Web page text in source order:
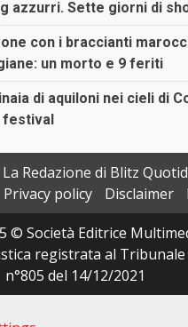
azzurri. Sette giorni di
con i braccianti
un morto e 9 feriti
di aquiloni nei cieli di
festival
La Redazione di Blitz
Privacy policy Disclaimer
© Società Editrice
registrata al Tribunale
n°805 del 14/12/2021